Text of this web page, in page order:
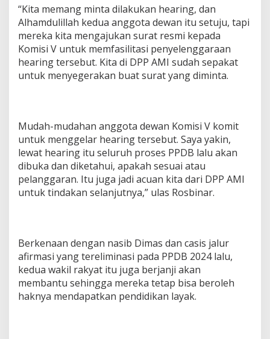
“Kita memang minta dilakukan hearing, dan
Alhamdulillah kedua anggota dewan itu setuju, tapi
mereka kita mengajukan surat resmi kepada
Komisi V untuk memfasilitasi penyelenggaraan
hearing tersebut. Kita di DPP AMI sudah sepakat
untuk menyegerakan buat surat yang diminta.
Mudah-mudahan anggota dewan Komisi V komit
untuk menggelar hearing tersebut. Saya yakin,
lewat hearing itu seluruh proses PPDB lalu akan
dibuka dan diketahui, apakah sesuai atau
pelanggaran. Itu juga jadi acuan kita dari DPP AMI
untuk tindakan selanjutnya,” ulas Rosbinar.
Berkenaan dengan nasib Dimas dan casis jalur
afirmasi yang tereliminasi pada PPDB 2024 lalu,
kedua wakil rakyat itu juga berjanji akan
membantu sehingga mereka tetap bisa beroleh
haknya mendapatkan pendidikan layak.